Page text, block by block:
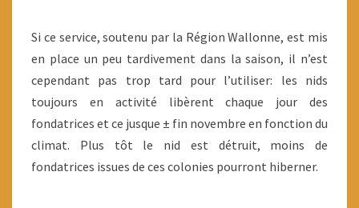
Si ce service, soutenu par la Région Wallonne, est mis
en place un peu tardivement dans la saison, il n’est
cependant pas trop tard pour l’utiliser: les nids
toujours en activité libèrent chaque jour des
fondatrices et ce jusque ± fin novembre en fonction du
climat. Plus tôt le nid est détruit, moins de
fondatrices issues de ces colonies pourront hiberner.